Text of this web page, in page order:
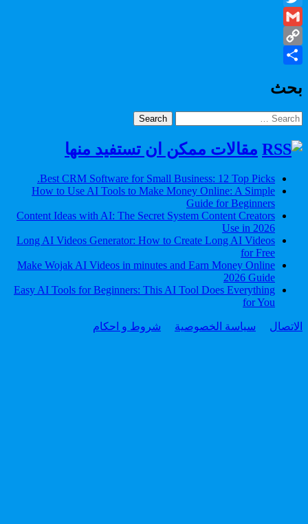
Twitter
Gmail
Copy
بحث
Search
for:
مقالات ممكن ان تستفيد منها
Best CRM Software for Small Business: 12 Top Picks.
How to Use AI Tools to Make Money Online: A Simple
Guide for Beginners
Content Ideas with AI: The Secret System Content Creators
Use in 2026
Long AI Videos Generator: How to Create Long AI Videos
for Free
Make Wojak AI Videos in minutes and Earn Money Online
2026 Guide
Easy AI Tools for Beginners: This AI Tool Does Everything
for You
الاتصال سياسة الخصوصية شروط و احكام